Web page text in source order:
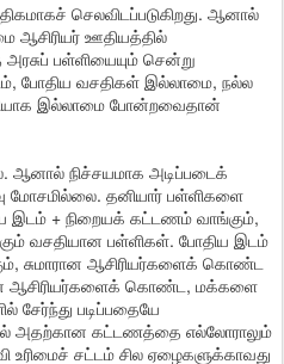
செலவிடப்படுகிறது. ஆனால்
ஆசிரியர் ஊதியத்தில்
பள்ளியையும் சென்று
போதிய வசதிகள் இல்லாமை, நல்ல
இல்லாமை போன்றவைதான்
ஆனால் நிச்சயமாக அடிப்படைக்
தனியார் பள்ளிகளை
இடம் + நிறையக் கட்டணம் வாங்கும்,
வசதியான பள்ளிகள். போதிய இடம்
சுமாரான ஆசிரியர்களைக் கொண்ட
ஆசிரியர்களைக் கொண்ட, மக்களை
சேர்ந்து படிப்பதையே
அதற்கான கட்டணத்தை எல்லோராலும்
உரிமைச் சட்டம் சில ஏழைகளுக்காவது